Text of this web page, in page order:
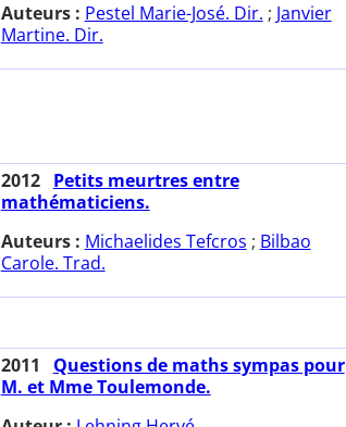
Auteurs : Pestel Marie-José. Dir. ; Janvier
Martine. Dir.
2012
Petits meurtres entre
mathématiciens.
Auteurs : Michaelides Tefcros ; Bilbao
Carole. Trad.
2011
Questions de maths sympas pour
M. et Mme Toulemonde.